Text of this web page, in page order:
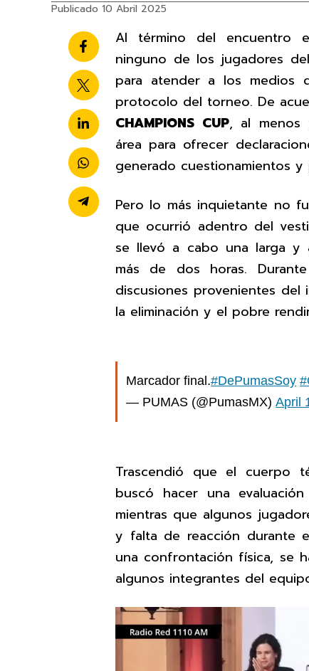
Publicado 10 Abril 2025
Al término del encuentro
ninguno de los jugadores
para atender a los medios
protocolo del torneo. De
CHAMPIONS CUP, al menos
área para ofrecer
generado cuestionamientos
Pero lo más inquietante no
que ocurrió adentro del
se llevó a cabo una larga y
más de dos horas.
discusiones provenientes
la eliminación y el pobre
Marcador final.#DePumasSoy
— PUMAS (@PumasMX)April
Trascendió que el cuerpo
buscó hacer una
mientras que algunos
y falta de reacción durante
una confrontación física, se
algunos integrantes del